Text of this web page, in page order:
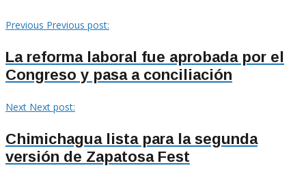
Previous Previous post:
La reforma laboral fue aprobada por el
Congreso y pasa a conciliación
Next Next post:
Chimichagua lista para la segunda
versión de Zapatosa Fest